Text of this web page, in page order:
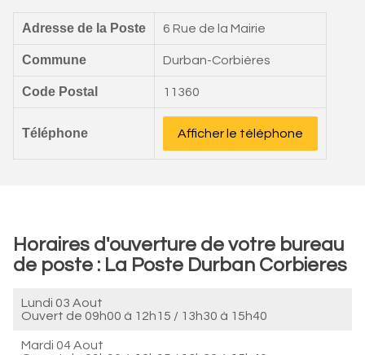
Adresse de la Poste 6 Rue de la Mairie
Commune Durban-Corbières
Code Postal 11360
Téléphone Afficher le téléphone
Horaires d'ouverture de votre bureau
de poste : La Poste Durban Corbieres
Lundi 03 Aout
Ouvert de 09h00 à 12h15 / 13h30 à 15h40
Mardi 04 Aout